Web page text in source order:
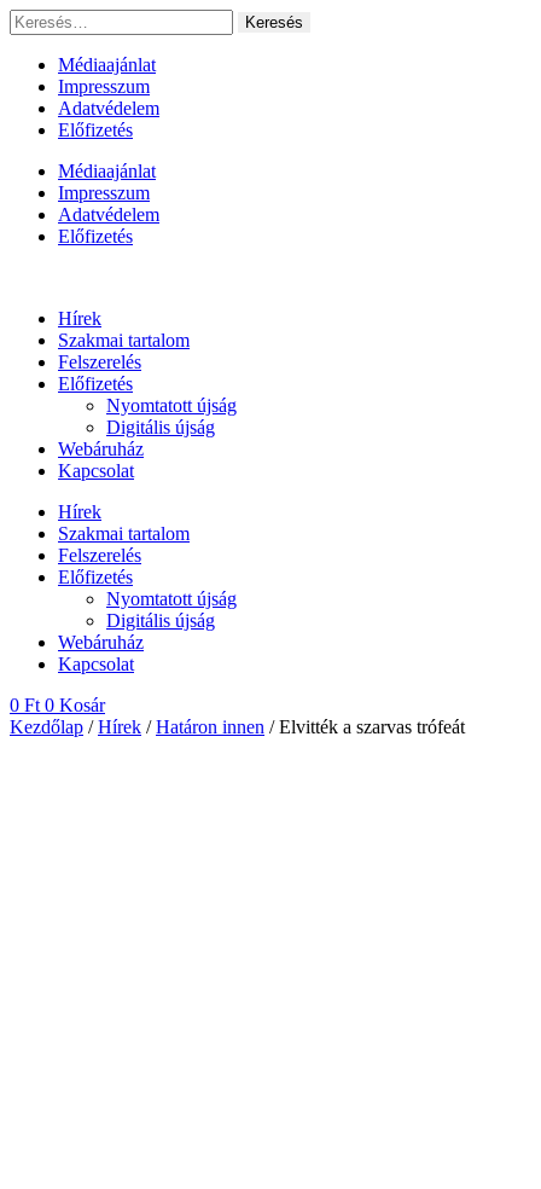
Ugrás
a
tartalomhoz
Keresés:
Médiaajánlat
Impresszum
Adatvédelem
Előfizetés
Médiaajánlat
Impresszum
Adatvédelem
Előfizetés
Hírek
Szakmai tartalom
Felszerelés
Előfizetés
Nyomtatott újság
Digitális újság
Webáruház
Kapcsolat
Hírek
Szakmai tartalom
Felszerelés
Előfizetés
Nyomtatott újság
Digitális újság
Webáruház
Kapcsolat
0 Ft 0 Kosár
Kezdőlap /Hírek /Határon innen / Elvitték a szarvas trófeát